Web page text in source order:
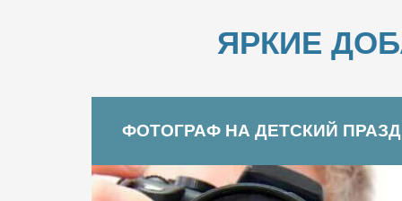
ЯРКИЕ
ФОТОГРАФ НА ДЕТСКИЙ